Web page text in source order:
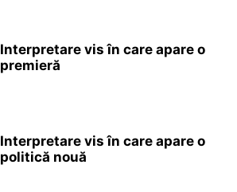
Interpretare vis în care apare o
premieră
Interpretare vis în care apare o
politică nouă